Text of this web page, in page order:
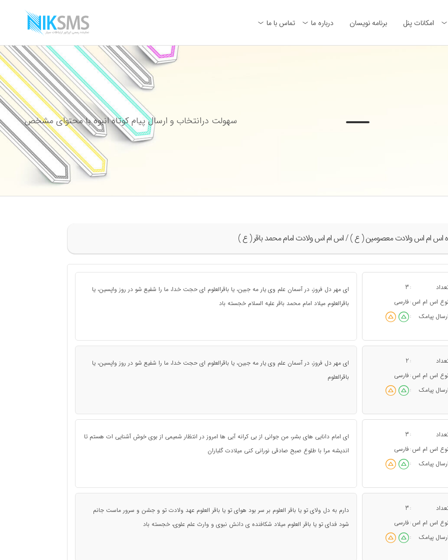
امکانات پنل برنامه نویسان درباره ما تماس با ما
سهولت درانتخاب و ارسال پیام کوتاه انبوه با محتوای مشخص
اس ام اس ولادت معصومین ( ع ) / اس ام اس ولادت امام محمد باقر ( ع )
:
3
نوع اس ام اس : فارسی
ارسال پیامک
:
اى مهر دل فروز، در آسمان علم وى یار مه جبین، یا باقرالعلوم اى حجت خدا، ما را شفیع شو در روز واپسین، یا
باقرالعلوم میلاد امام محمد باقر علیه السلام خجسته باد
:
2
نوع اس ام اس : فارسی
ارسال پیامک
:
اى مهر دل فروز، در آسمان علم وى یار مه جبین، یا باقرالعلوم اى حجت خدا، ما را شفیع شو در روز واپسین، یا
باقرالعلوم
:
3
نوع اس ام اس : فارسی
ارسال پیامک
:
ای امام دانایی های بشر، من جوانی از بی کرانه آبی ها امروز در انتظار شمیمی از بوی خوش آشنایی ات هستم تا
اندیشه مرا با طلوع صبح صادقی نورانی کنی میلادت گلباران
:
3
نوع اس ام اس : فارسی
ارسال پیامک
:
دارم به دل ولای تو یا باقر العلوم بر سر بود هوای تو یا باقر العلوم عهد ولادت تو و جشن و سرور ماست جانم
شود فدای تو یا باقر العلوم میلاد شکافنده ی دانش نبوی و وارث علم علوی، خجسته باد